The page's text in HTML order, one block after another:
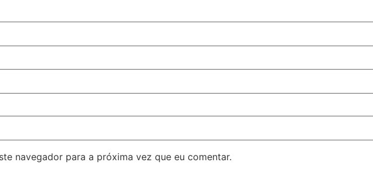
navegador para a próxima vez que eu comentar.